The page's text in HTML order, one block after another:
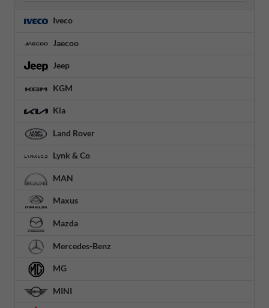
Iveco
Jaecoo
Jeep
KGM
Kia
Land Rover
Lynk & Co
MAN
Maxus
Mazda
Mercedes-Benz
MG
MINI